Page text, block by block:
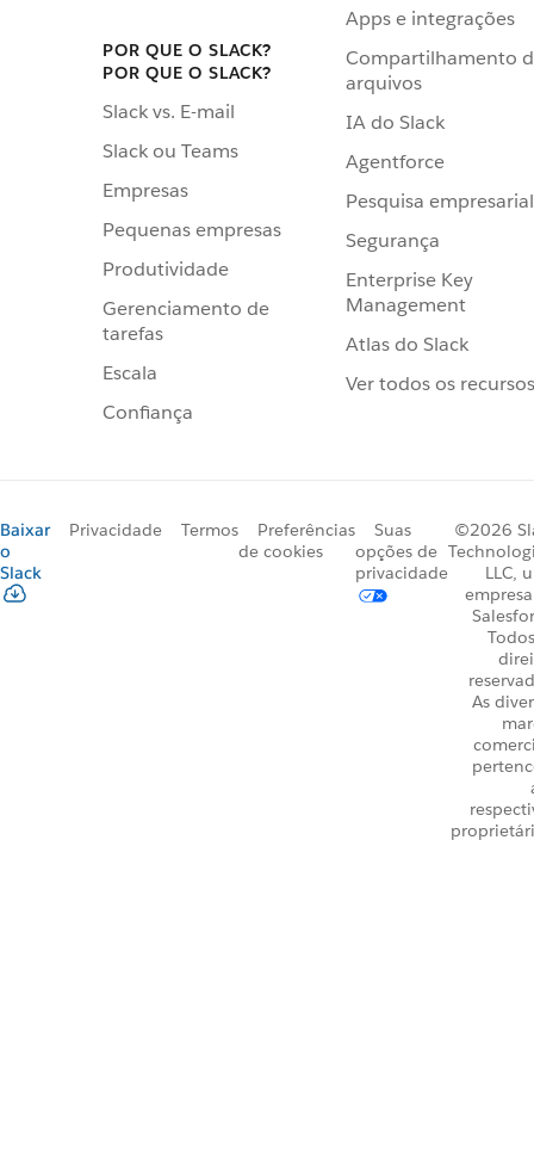
POR QUE O SLACK?
POR QUE O SLACK?
Slack vs. E-mail
Slack ou Teams
Empresas
Pequenas empresas
Produtividade
Gerenciamento de
tarefas
Escala
Confiança
Apps e integrações
Compartilhamento
arquivos
IA do Slack
Agentforce
Pesquisa empresarial
Segurança
Enterprise Key
Management
Atlas do Slack
Ver todos os recursos
Baixar
o
Slack
Privacidade Termos
Preferências
de cookies
Suas
opções de
privacidade
©2026
LLC,
As